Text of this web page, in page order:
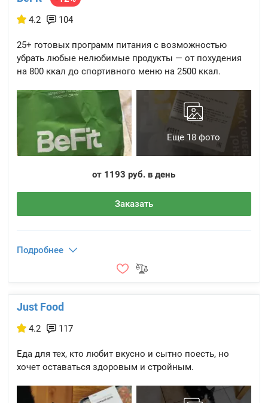
4.2
104
25+ готовых программ питания с возможностью
убрать любые нелюбимые продукты — от похудения
на 800 ккал до спортивного меню на 2500 ккал.
Еще 18 фото
от 1193 руб. в день
Заказать
Подробнее
Just Food
4.2 117
Еда для тех, кто любит вкусно и сытно поесть, но
хочет оставаться здоровым и стройным.